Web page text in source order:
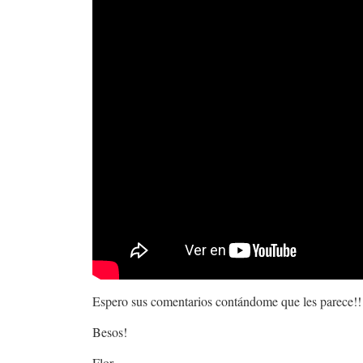
Espero sus comentarios contándome que les
Besos!